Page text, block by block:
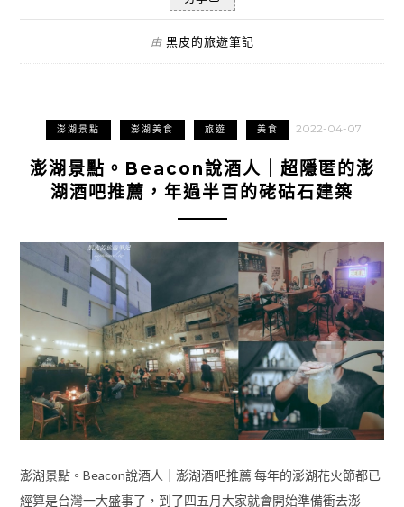
由 黑皮的旅遊筆記
澎湖景點 澎湖美食 旅遊 美食 2022-04-07
澎湖景點。Beacon說酒人｜超隱匿的澎
湖酒吧推薦，年過半百的硓𥑮石建築
澎湖景點。Beacon說酒人｜澎湖酒吧推薦 每年的澎湖花火節都已
經算是台灣一大盛事了，到了四五月大家就會開始準備衝去澎